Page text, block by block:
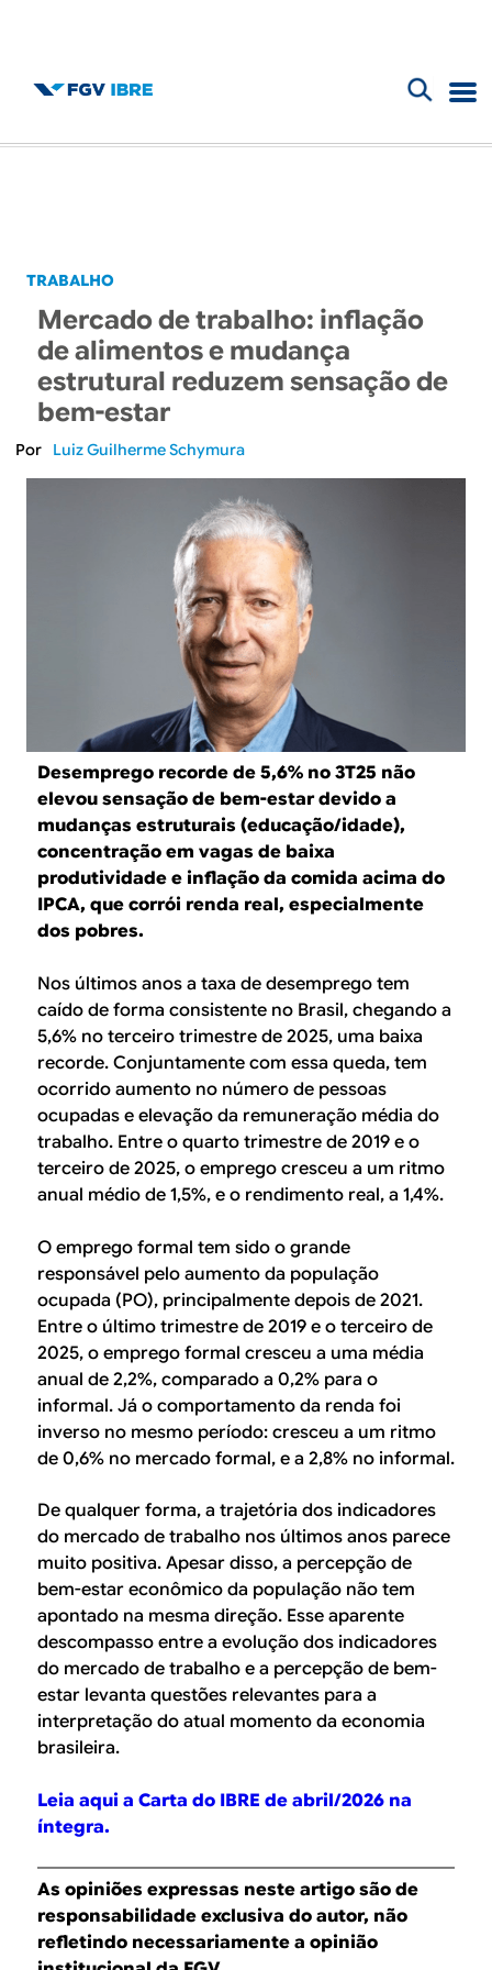
B
g
I
o
l
á
r
i
o
e
b
u
s
a
TRABALHO
Mercado de trabalho: inflação
de alimentos e mudança
estrutural reduzem sensação de
bem-estar
Luiz Guilherme Schymura
Desemprego recorde de 5,6% no 3T25 não
elevou sensação de bem-estar devido a
mudanças estruturais (educação/idade),
concentração em vagas de baixa
produtividade e inflação da comida acima do
IPCA, que corrói renda real, especialmente
dos pobres.
Nos últimos anos a taxa de desemprego tem
caído de forma consistente no Brasil, chegando a
5,6% no terceiro trimestre de 2025, uma baixa
recorde. Conjuntamente com essa queda, tem
ocorrido aumento no número de pessoas
ocupadas e elevação da remuneração média do
trabalho. Entre o quarto trimestre de 2019 e o
terceiro de 2025, o emprego cresceu a um ritmo
anual médio de 1,5%, e o rendimento real, a 1,4%.
O emprego formal tem sido o grande
responsável pelo aumento da população
ocupada (PO), principalmente depois de 2021.
Entre o último trimestre de 2019 e o terceiro de
2025, o emprego formal cresceu a uma média
anual de 2,2%, comparado a 0,2% para o
informal. Já o comportamento da renda foi
inverso no mesmo período: cresceu a um ritmo
de 0,6% no mercado formal, e a 2,8% no informal.
De qualquer forma, a trajetória dos indicadores
do mercado de trabalho nos últimos anos parece
muito positiva. Apesar disso, a percepção de
bem-estar econômico da população não tem
apontado na mesma direção. Esse aparente
descompasso entre a evolução dos indicadores
do mercado de trabalho e a percepção de bem-
estar levanta questões relevantes para a
interpretação do atual momento da economia
brasileira.
Leia aqui a Carta do IBRE de abril/2026 na
íntegra.
As opiniões expressas neste artigo são de
responsabilidade exclusiva do autor, não
refletindo necessariamente a opinião